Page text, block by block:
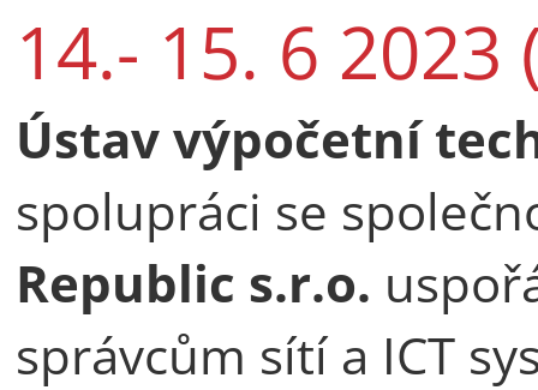
14.- 15. 6
Ústav výpočetní
spolupráci se
Republic s.r.o.
správcům sítí a ICT